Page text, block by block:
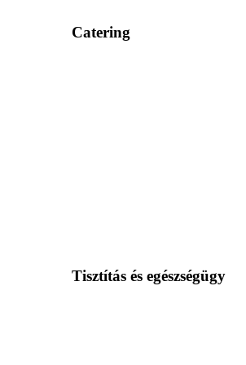
Catering
Tisztítás és egészségügy